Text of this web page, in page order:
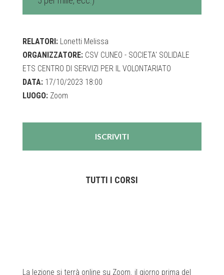
RELATORI:Lonetti Melissa
ORGANIZZATORE:CSV CUNEO - SOCIETA' SOLIDALE
ETS CENTRO DI SERVIZI PER IL VOLONTARIATO
DATA:17/10/2023 18:00
LUOGO:Zoom
ISCRIVITI
TUTTI I CORSI
La lezione si terrà online su Zoom. il giorno prima del